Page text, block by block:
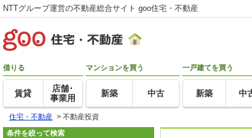
NTTグループ運営の不動産総合サイト goo住宅・不動産
借りる
賃貸
店舗･
事業用
マンションを買う
新築 中古
一戸建てを買う
新築 中
住宅・不動産 > 不動産投資
条件を絞って検索